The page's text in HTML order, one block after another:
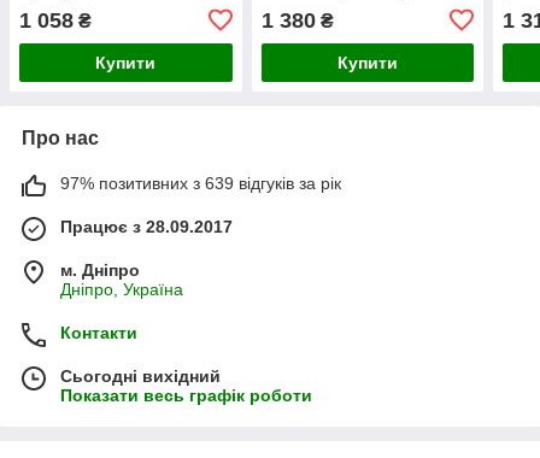
1 058 ₴
Купити
право)
1 380₴
Купити
1
Про нас
97% позитивних з 639 відгуків за рік
Працює з 28.09.2017
м. Дніпро
Дніпро, Україна
Контакти
Сьогодні вихідний
Показати весь графік роботи